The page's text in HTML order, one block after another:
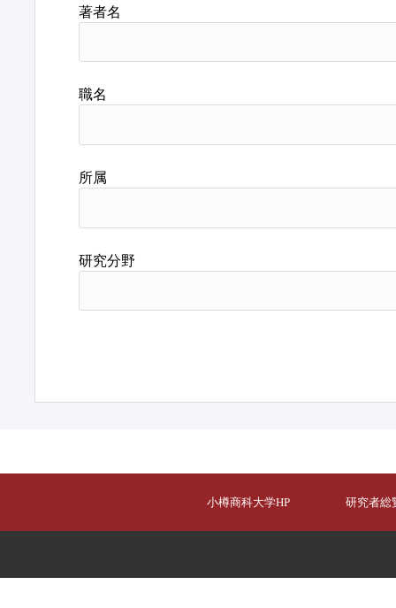
著者名
職名
所属
研究分野
小樽商科大学HP 研究者総